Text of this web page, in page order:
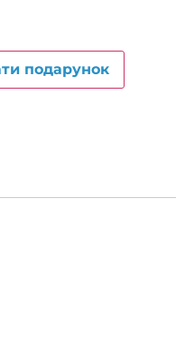
подарунок